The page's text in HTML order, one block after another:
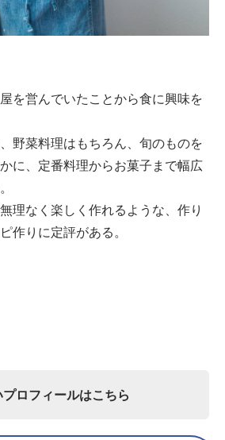
を営んでいたことから食に興味を
野菜料理はもちろん、旬のものを
に、定番料理からお菓子まで幅広
理なく楽しく作れるような、作り
作りに定評がある。
ロフィールはこちら